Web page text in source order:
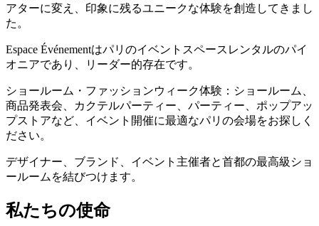
アターに変え、印象に残るユニークな体験を創造してきまし
た。
Espace Événementはパリのイベントスペースレンタルのパイ
オニアであり、リーダー的存在です。
ショールーム・ファッションウィーク体験：ショールーム、
商品発表会、カクテルパーティー、パーティー、ポップアッ
プストアなど、イベント開催に最適なパリの会場をお探しく
ださい。
デザイナー、ブランド、イベント主催者と首都の最高級ショ
ールームを結びつけます。
私たちの使命